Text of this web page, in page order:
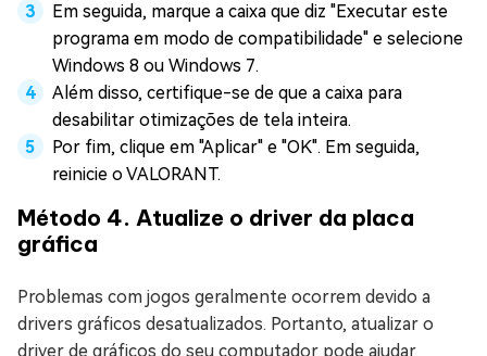
Em seguida, marque a caixa que diz "Executar este
programa em modo de compatibilidade" e selecione
Windows 8 ou Windows 7.
Além disso, certifique-se de que a caixa para
desabilitar otimizações de tela inteira.
Por fim, clique em "Aplicar" e "OK". Em seguida,
reinicie o VALORANT.
Método 4. Atualize o driver da placa
gráfica
Problemas com jogos geralmente ocorrem devido a
drivers gráficos desatualizados. Portanto, atualizar o
driver de gráficos do seu computador pode ajudar